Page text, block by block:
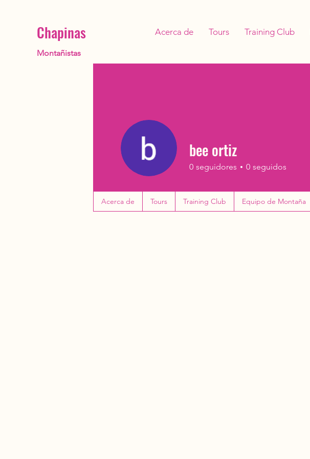
Chapinas
Montañistas
Acerca de Tours Training Club
bee ortiz
0 seguidores 0 seguidos
Acerca de Tours Training Club Equipo de Montaña